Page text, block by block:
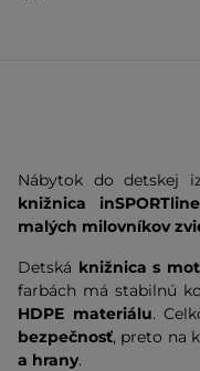
Nábytok do detskej
knižnica
malých milovníkov
Detská knižnica s
farbách má stabilnú
HDPE materiálu.
bezpečnosť, preto na
a hrany.